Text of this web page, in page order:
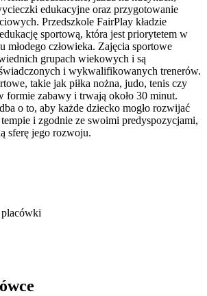
edukacyjne oraz przygotowanie
Przedszkole FairPlay kładzie
sportową, która jest priorytetem w
człowieka. Zajęcia sportowe
grupach wiekowych i są
i wykwalifikowanych trenerów.
takie jak piłka nożna, judo, tenis czy
formie zabawy i trwają około 30 minut.
o to, aby każde dziecko mogło rozwijać
i zgodnie ze swoimi predyspozycjami,
sferę jego rozwoju.